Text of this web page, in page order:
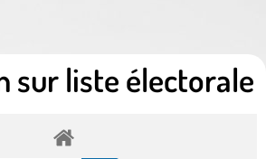
sur liste électorale